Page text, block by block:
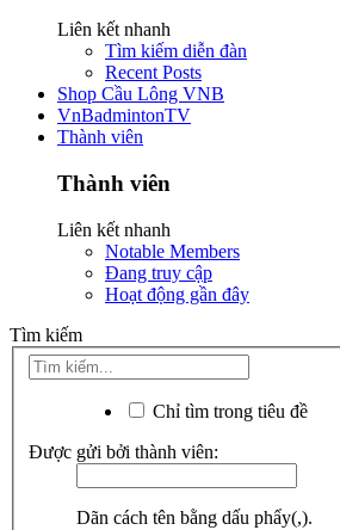
Liên kết nhanh
Tìm kiếm diễn đàn
Recent Posts
Shop Cầu Lông VNB
VnBadmintonTV
Thành viên
Thành viên
Liên kết nhanh
Notable Members
Đang truy cập
Hoạt động gần đây
Tìm kiếm
Chỉ tìm trong tiêu đề
Được gửi bởi thành viên:
Dãn cách tên bằng dấu phẩy(,).